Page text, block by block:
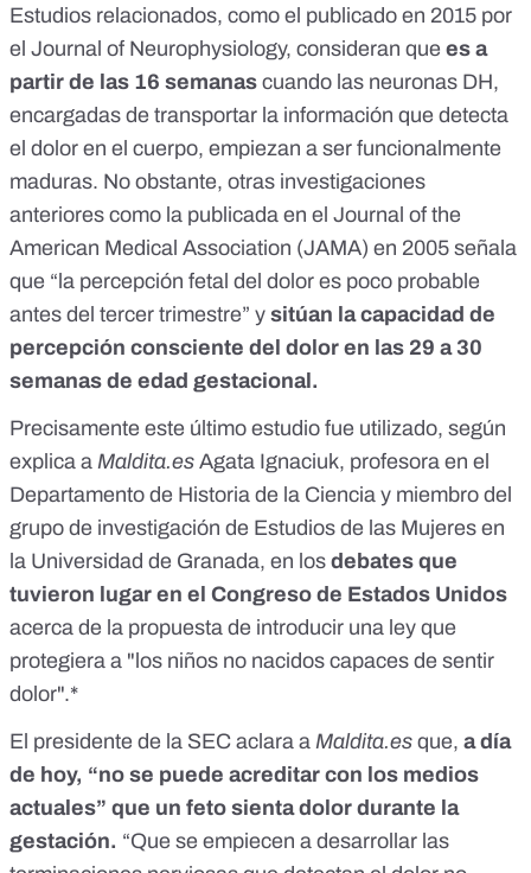
Estudios relacionados, como el publicado en 2015 por
el Journal of Neurophysiology, consideran que es a
partir de las 16 semanas cuando las neuronas DH,
encargadas de transportar la información que detecta
el dolor en el cuerpo, empiezan a ser funcionalmente
maduras. No obstante, otras investigaciones
anteriores como la publicada en el Journal of the
American Medical Association (JAMA) en 2005 señala
que “la percepción fetal del dolor es poco probable
antes del tercer trimestre” y sitúan la capacidad de
percepción consciente del dolor en las 29 a 30
semanas de edad gestacional.
Precisamente este último estudio fue utilizado, según
explica a Maldita.es Agata Ignaciuk, profesora en el
Departamento de Historia de la Ciencia y miembro del
grupo de investigación de Estudios de las Mujeres en
la Universidad de Granada, en los debates que
tuvieron lugar en el Congreso de Estados Unidos
acerca de la propuesta de introducir una ley que
protegiera a "los niños no nacidos capaces de sentir
dolor".*
El presidente de la SEC aclara a Maldita.es que, a día
de hoy, “no se puede acreditar con los medios
actuales” que un feto sienta dolor durante la
gestación. “Que se empiecen a desarrollar las